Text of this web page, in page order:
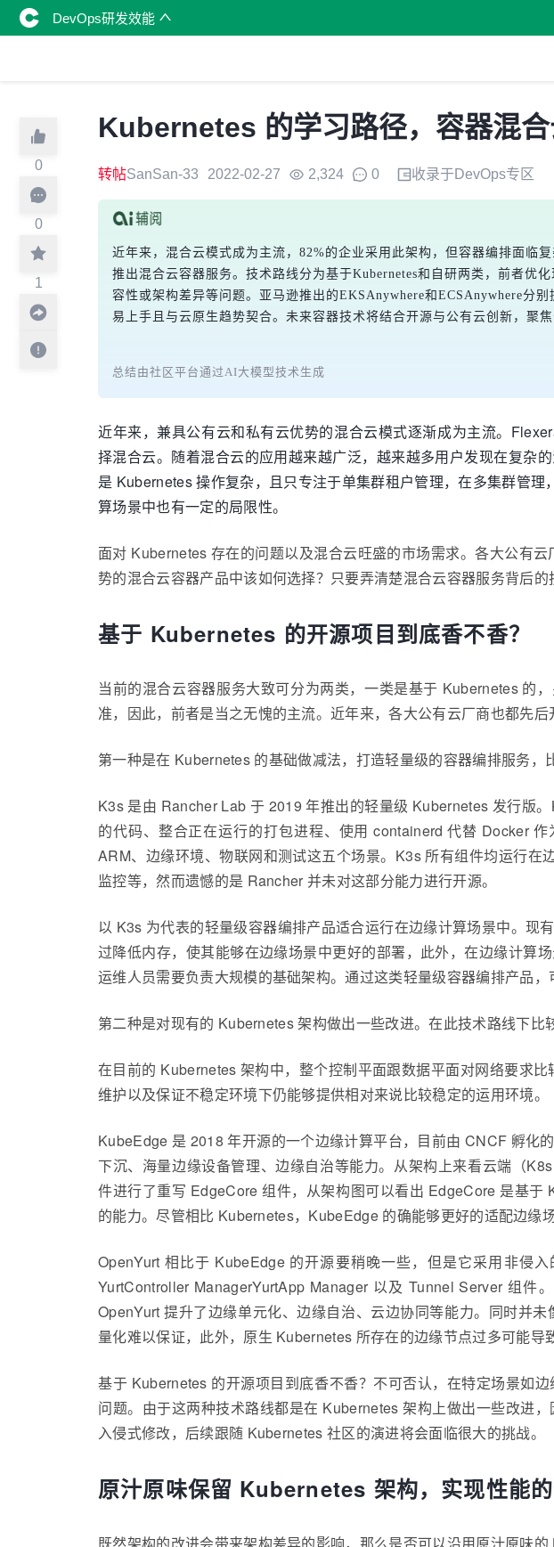
DevOps研发效能
0
0
1
Kubernetes 的学习路径，容器混
转帖SanSan-33 2022-02-27 2,324 0 收录于 DevOps专区
近年来，混合云模式成为主流，82%的企业采用此架构，但容器编排面临
推出混合云容器服务。技术路线分为基于Kubernetes和自研两类，前者优
容性或架构差异等问题。亚马逊推出的EKSAnywhere和ECSAnywhere分
易上手且与云原生趋势契合。未来容器技术将结合开源与公有云创新，聚焦
总结由社区平台通过AI大模型技术生成
近年来，兼具公有云和私有云优势的混合云模式逐渐成为主流。
择混合云。随着混合云的应用越来越广泛，越来越多用户发现在复杂
是 Kubernetes 操作复杂，且只专注于单集群租户管理，在多集群管
算场景中也有一定的局限性。
面对 Kubernetes 存在的问题以及混合云旺盛的市场需求。各大公有
势的混合云容器产品中该如何选择？只要弄清楚混合云容器服务背后
基于 Kubernetes 的开源项目到底香不香？
当前的混合云容器服务大致可分为两类，一类是基于 Kubernetes 的
准，因此，前者是当之无愧的主流。近年来，各大公有云厂商也都先
第一种是在 Kubernetes 的基础做减法，打造轻量级的容器编排服务，
K3s 是由 Rancher Lab 于 2019 年推出的轻量级 Kubernetes 发行版
的代码、整合正在运行的打包进程、使用 containerd 代替 Docker
ARM、边缘环境、物联网和测试这五个场景。K3s 所有组件均运行在
监控等，然而遗憾的是 Rancher 并未对这部分能力进行开源。
以 K3s 为代表的轻量级容器编排产品适合运行在边缘计算场景中。
过降低内存，使其能够在边缘场景中更好的部署，此外，在边缘计算
运维人员需要负责大规模的基础架构。通过这类轻量级容器编排产品
第二种是对现有的 Kubernetes 架构做出一些改进。在此技术路线下比
在目前的 Kubernetes 架构中，整个控制平面跟数据平面对网络要求
维护以及保证不稳定环境下仍能够提供相对来说比较稳定的运用环境。
KubeEdge 是 2018 年开源的一个边缘计算平台，目前由 CNCF 孵化
下沉、海量边缘设备管理、边缘自治等能力。从架构上来看云端（
件进行了重写 EdgeCore 组件，从架构图可以看出 EdgeCore 是基
的能力。尽管相比 Kubernetes，KubeEdge 的确能够更好的适配边缘
OpenYurt 相比于 KubeEdge 的开源要稍晚一些，但是它采用非侵
YurtController ManagerYurtApp Manager 以及 Tunnel Server 组件
OpenYurt 提升了边缘单元化、边缘自治、云边协同等能力。同时并
量化难以保证，此外，原生 Kubernetes 所存在的边缘节点过多可能导
基于 Kubernetes 的开源项目到底香不香？不可否认，在特定场景如
问题。由于这两种技术路线都是在 Kubernetes 架构上做出一些改进
入侵式修改，后续跟随 Kubernetes 社区的演进将会面临很大的挑战。
原汁原味保留 Kubernetes 架构，实现性能